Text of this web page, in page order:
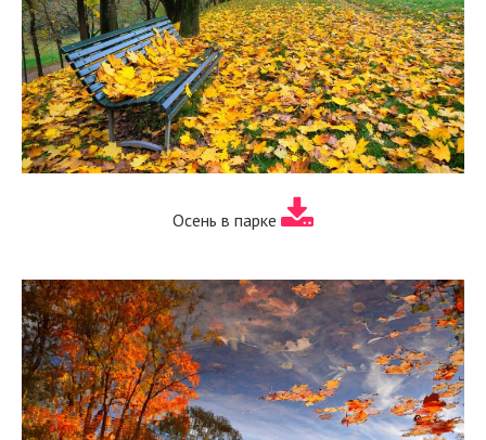
Осень в парке